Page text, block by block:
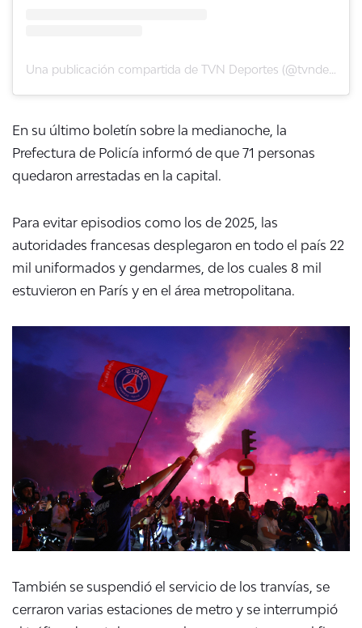
En su último boletín sobre la medianoche, la
Prefectura de Policía informó de que 71 personas
quedaron arrestadas en la capital.
Para evitar episodios como los de 2025, las
autoridades francesas desplegaron en todo el país 22
mil uniformados y gendarmes, de los cuales 8 mil
estuvieron en París y en el área metropolitana.
También se suspendió el servicio de los tranvías, se
cerraron varias estaciones de metro y se interrumpió